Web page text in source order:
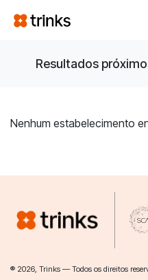
Resultados
Nenhum estabelecimento
® 2026, Trinks — Todos os direitos